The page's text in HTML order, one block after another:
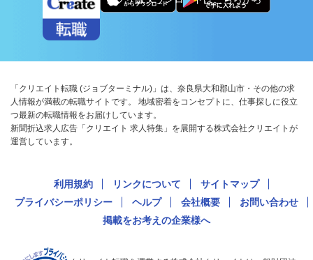
「クリエイト転職 (ジョブターミナル)」は、奈良県大和郡山市・その他の求
人情報が満載の転職サイトです。 地域密着をコンセプトに、仕事探しに役立
つ最新の転職情報をお届けしています。
新聞折込求人広告「クリエイト 求人特集」を展開する株式会社クリエイトが
運営しています。
利用規約 リンクについて
サイトマップ
プライバシーポリシー
ヘルプ 会社概要
お問い合わせ
掲載をお考えの企業様へ